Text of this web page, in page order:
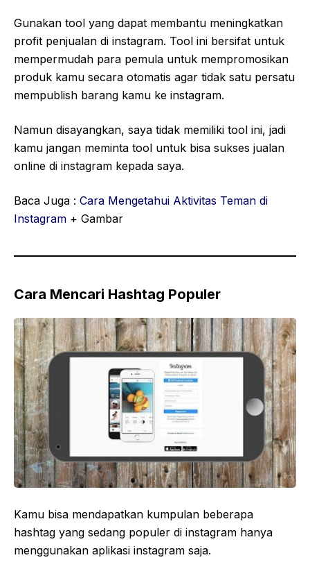
Gunakan tool yang dapat membantu meningkatkan
profit penjualan di instagram. Tool ini bersifat untuk
mempermudah para pemula untuk mempromosikan
produk kamu secara otomatis agar tidak satu persatu
mempublish barang kamu ke instagram.
Namun disayangkan, saya tidak memiliki tool ini, jadi
kamu jangan meminta tool untuk bisa sukses jualan
online di instagram kepada saya.
Baca Juga : Cara Mengetahui Aktivitas Teman di
Instagram + Gambar
Cara Mencari Hashtag Populer
Kamu bisa mendapatkan kumpulan beberapa
hashtag yang sedang populer di instagram hanya
menggunakan aplikasi instagram saja.